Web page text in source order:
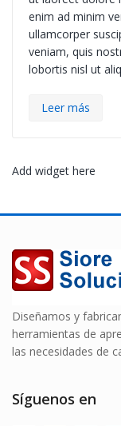
enim ad minim
ullamcorper
veniam, quis
lobortis nisl ut
Leer más
Add widget here
Diseñamos y
herramientas de
las necesidades de
Síguenos en